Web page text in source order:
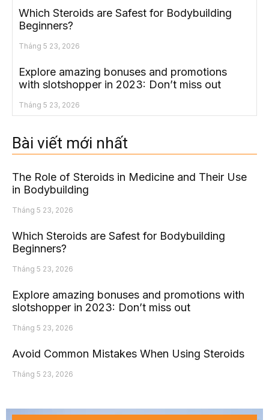
Which Steroids are Safest for Bodybuilding
Beginners?
Tháng 5 23, 2026
Explore amazing bonuses and promotions
with slotshopper in 2023: Don’t miss out
Tháng 5 23, 2026
Bài viết mới nhất
The Role of Steroids in Medicine and Their Use
in Bodybuilding
Tháng 5 23, 2026
Which Steroids are Safest for Bodybuilding
Beginners?
Tháng 5 23, 2026
Explore amazing bonuses and promotions with
slotshopper in 2023: Don’t miss out
Tháng 5 23, 2026
Avoid Common Mistakes When Using Steroids
Tháng 5 23, 2026